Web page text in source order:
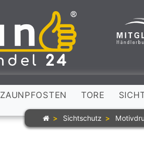
ZAUNPFOSTEN TORE
Sichtschutz